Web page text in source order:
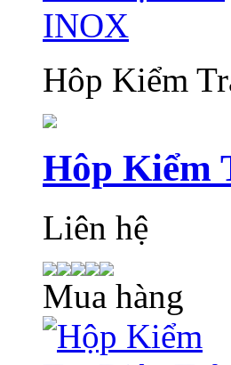
Hôp Kiểm
Hôp Kiểm
Liên hệ
Mua hàng